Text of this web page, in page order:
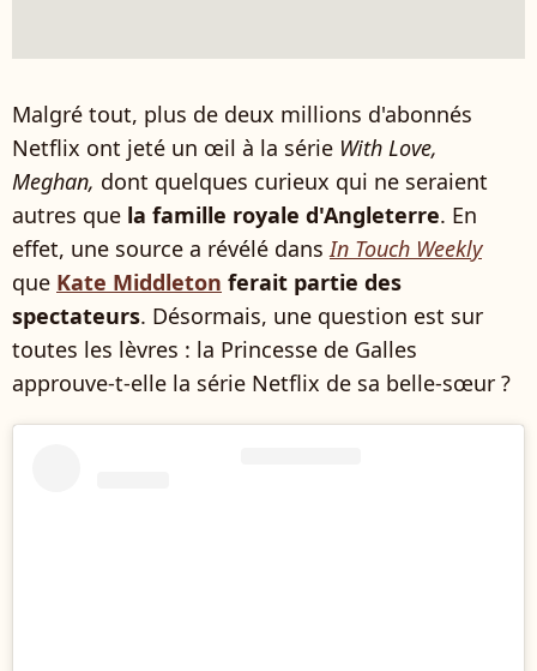
Malgré tout, plus de deux millions d'abonnés
Netflix ont jeté un œil à la série With Love,
Meghan, dont quelques curieux qui ne seraient
autres que la famille royale d'Angleterre. En
effet, une source a révélé dansIn Touch Weekly
que Kate Middleton ferait partie des
spectateurs. Désormais, une question est sur
toutes les lèvres : la Princesse de Galles
approuve-t-elle la série Netflix de sa belle-sœur ?